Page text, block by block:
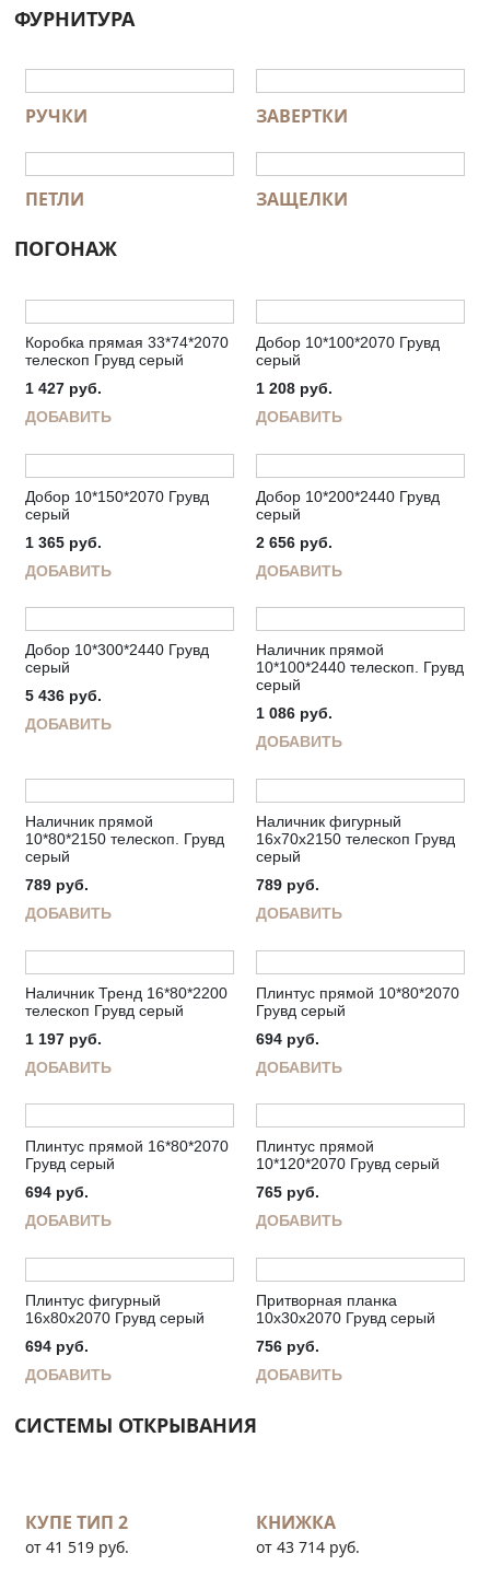
ФУРНИТУРА
РУЧКИ ЗАВЕРТКИ
ПЕТЛИ ЗАЩЕЛКИ
ПОГОНАЖ
Коробка прямая 33*74*2070
телескоп Грувд серый
1 427 руб.
ДОБАВИТЬ
Добор 10*100*2070 Грувд
серый
1 208 руб.
ДОБАВИТЬ
Добор 10*150*2070 Грувд
серый
1 365 руб.
ДОБАВИТЬ
Добор 10*200*2440 Грувд
серый
2 656 руб.
ДОБАВИТЬ
Добор 10*300*2440 Грувд
серый
5 436 руб.
ДОБАВИТЬ
Наличник прямой
10*100*2440 телескоп. Грувд
серый
1 086 руб.
ДОБАВИТЬ
Наличник прямой
10*80*2150 телескоп. Грувд
серый
789 руб.
ДОБАВИТЬ
Наличник фигурный
16х70х2150 телескоп Грувд
серый
789 руб.
ДОБАВИТЬ
Наличник Тренд 16*80*2200
телескоп Грувд серый
1 197 руб.
ДОБАВИТЬ
Плинтус прямой 10*80*2070
Грувд серый
694 руб.
ДОБАВИТЬ
Плинтус прямой 16*80*2070
Грувд серый
694 руб.
ДОБАВИТЬ
Плинтус прямой
10*120*2070 Грувд серый
765 руб.
ДОБАВИТЬ
Плинтус фигурный
16х80х2070 Грувд серый
694 руб.
ДОБАВИТЬ
Притворная планка
10х30х2070 Грувд серый
756 руб.
ДОБАВИТЬ
СИСТЕМЫ ОТКРЫВАНИЯ
КУПЕ ТИП 2
от 41 519 руб.
КНИЖКА
от 43 714 руб.